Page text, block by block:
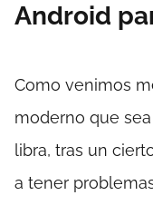
Android
Como venimos
moderno que
libra, tras un
a tener